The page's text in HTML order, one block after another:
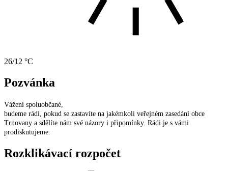
26/12 °C
Pozvánka
Vážení spoluobčané,
budeme rádi, pokud se zastavíte na jakémkoli veřejném zasedání obce
Trnovany a sdělíte nám své názory i připomínky. Rádi je s vámi
prodiskutujeme.
Rozklikávací rozpočet